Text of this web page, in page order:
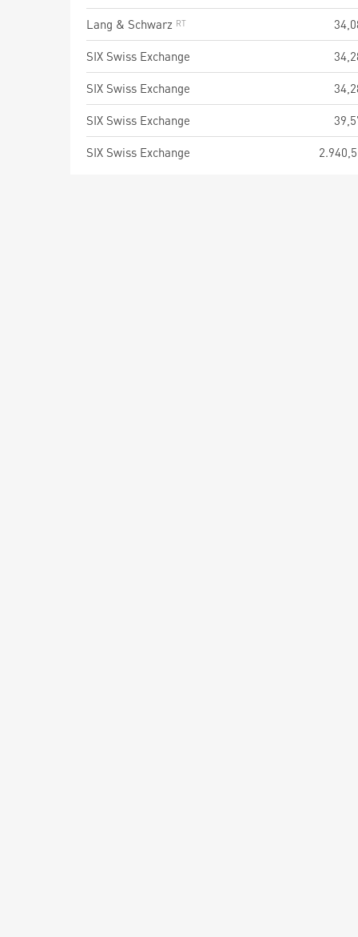
Lang & Schwarz
SIX Swiss Exchange
SIX Swiss Exchange
SIX Swiss Exchange
SIX Swiss Exchange